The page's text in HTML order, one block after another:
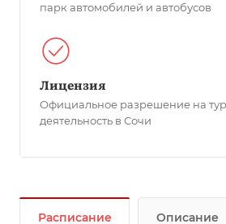
парк автомобилей и автобусов
Лицензия
Официальное разрешение на
деятельность в Сочи
Расписание Описание